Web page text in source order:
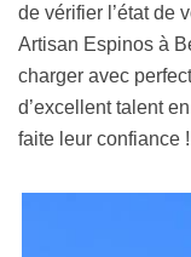
de vérifier l’état de
Artisan Espinos à
charger avec
d’excellent talent
faite leur confiance !